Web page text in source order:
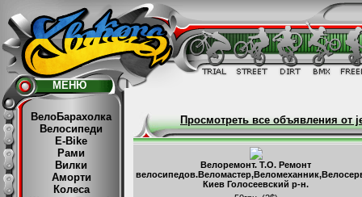
ВелоБарахолка
Велосипеди
E-Bike
Рами
Вилки
Аморти
Колеса
МЕНЮ
Просмотреть все объявления от
Велоремонт. Т.О. Ремонт
Киев Голосеевский р-н.